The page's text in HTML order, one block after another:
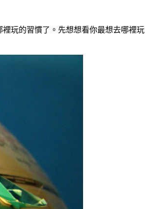
玩的習慣了。先想想看你最想去哪裡